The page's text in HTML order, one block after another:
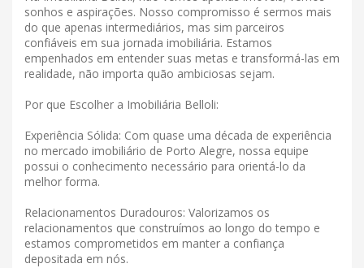
sonhos e aspirações. Nosso compromisso é sermos mais
do que apenas intermediários, mas sim parceiros
confiáveis ​​em sua jornada imobiliária. Estamos
empenhados em entender suas metas e transformá-las em
realidade, não importa quão ambiciosas sejam.
Por que Escolher a Imobiliária Belloli:
Experiência Sólida: Com quase uma década de experiência
no mercado imobiliário de Porto Alegre, nossa equipe
possui o conhecimento necessário para orientá-lo da
melhor forma.
Relacionamentos Duradouros: Valorizamos os
relacionamentos que construímos ao longo do tempo e
estamos comprometidos em manter a confiança
depositada em nós.